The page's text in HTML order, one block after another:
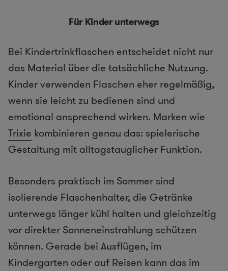
Für Kinder unterwegs
Bei Kindertrinkflaschen entscheidet nicht nur
das Material über die tatsächliche Nutzung.
Kinder verwenden Flaschen eher regelmäßig,
wenn sie leicht zu bedienen sind und
emotional ansprechend wirken. Marken wie
Trixie kombinieren genau das: spielerische
Gestaltung mit alltagstauglicher Funktion.
Besonders praktisch im Sommer sind
isolierende Flaschenhalter, die Getränke
unterwegs länger kühl halten und gleichzeitig
vor direkter Sonneneinstrahlung schützen
können. Gerade bei Ausflügen, im
Kindergarten oder auf Reisen kann das im